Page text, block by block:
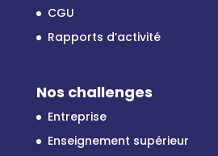
CGU
Rapports d’activité
Nos challenges
Entreprise
Enseignement supérieur